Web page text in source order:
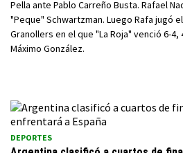
Pella ante Pablo Carreño Busta. Rafael
"Peque" Schwartzman. Luego Rafa jugó
Granollers en el que "La Roja" venció 6-4,
Máximo González.
DEPORTES